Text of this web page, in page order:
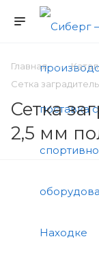
Главная
Сетка
Сетка
2,5 мм